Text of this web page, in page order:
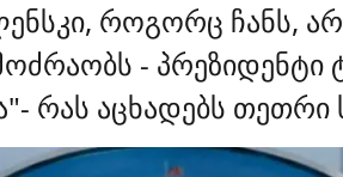
როგორც ჩანს,
- პრეზიდენტი
რას აცხადებს თეთრი